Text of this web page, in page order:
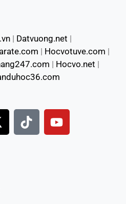
| Datvuong.net |
| Hocvotuve.com |
| Hocvo.net |
T
i
Y
o